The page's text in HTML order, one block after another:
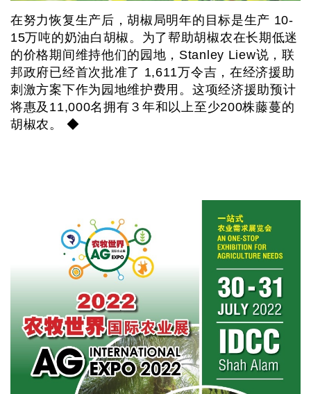
在努力恢复生产后，胡椒局明年的目标是生产 10-
15万吨的奶油白胡椒。为了帮助胡椒农在长期低迷
的价格期间维持他们的园地，Stanley Liew说，联
邦政府已经首次批准了 1,611万令吉，在经济援助
刺激方案下作为园地维护费用。这项经济援助预计
将惠及11,000名拥有３年和以上至少200株藤蔓的
胡椒农。 ◆